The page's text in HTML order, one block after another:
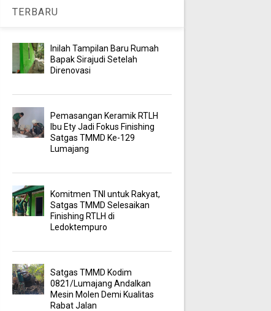
TERBARU
Inilah Tampilan Baru Rumah
Bapak Sirajudi Setelah
Direnovasi
Pemasangan Keramik RTLH
Ibu Ety Jadi Fokus Finishing
Satgas TMMD Ke-129
Lumajang
Komitmen TNI untuk Rakyat,
Satgas TMMD Selesaikan
Finishing RTLH di
Ledoktempuro
Satgas TMMD Kodim
0821/Lumajang Andalkan
Mesin Molen Demi Kualitas
Rabat Jalan